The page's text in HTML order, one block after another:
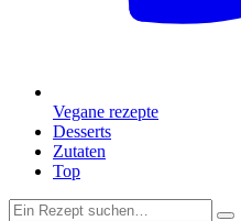
Vegane rezepte
Desserts
Zutaten
Top